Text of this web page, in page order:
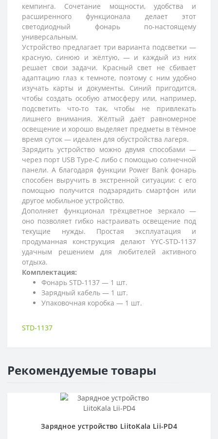
кемпинга. Сочетание мощности, удобства и
расширенного функционала делает этот
светодиодный фонарь по-настоящему
универсальным.
Устройство предлагает три варианта подсветки —
красную, синюю и жёлтую, — и каждый из них
решает свои задачи. Красный свет не сбивает
адаптацию глаз к темноте, поэтому с ним удобно
изучать карты и документы. Синий пригодится,
чтобы создать особую атмосферу или, например,
подсветить что‑то так, чтобы не привлекать
лишнего внимания. Жёлтый даёт равномерное
освещение и хорошо выделяет предметы в тёмное
время суток — идеален для обустройства лагеря.
Зарядить устройство можно двумя способами —
через порт USB Type‑C либо с помощью солнечной
панели. А благодаря функции Power Bank фонарь
способен выручить в экстренной ситуации: с его
помощью получится подзарядить смартфон или
другое мобильное устройство.
Дополняет функционал трёхцветное зеркало —
оно позволяет гибко настраивать освещение под
текущие нужды. Простая эксплуатация и
продуманная конструкция делают YYC‑STD‑1137
удачным решением для любителей активного
отдыха.
Комплектация:
Фонарь STD-1137 — 1 шт.
Зарядный кабель — 1 шт.
Упаковочная коробка — 1 шт.
STD-1137
Рекомендуемые товары
Зарядное устройство LiitoKala Lii-PD4